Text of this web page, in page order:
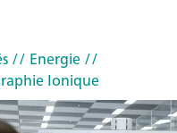
// Energie//
Ionique